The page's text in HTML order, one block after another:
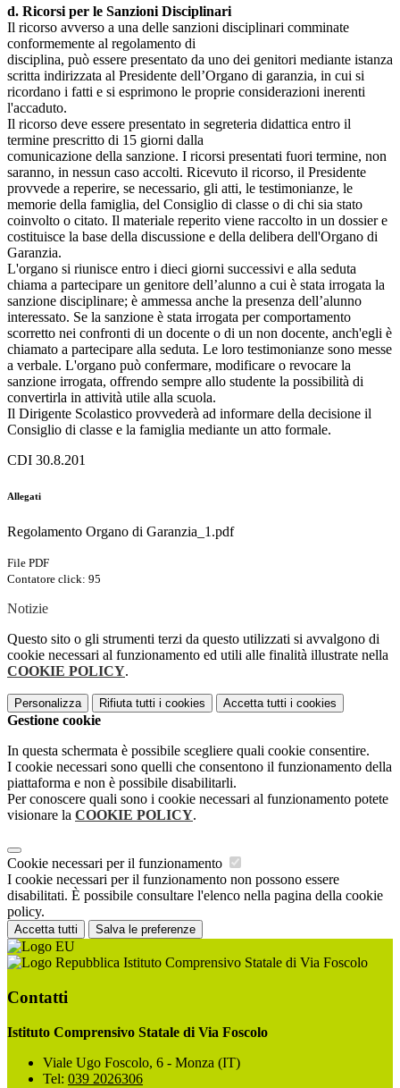
d. Ricorsi per le Sanzioni Disciplinari
Il ricorso avverso a una delle sanzioni disciplinari comminate
conformemente al regolamento di
disciplina, può essere presentato da uno dei genitori mediante istanza
scritta indirizzata al Presidente dell’Organo di garanzia, in cui si
ricordano i fatti e si esprimono le proprie considerazioni inerenti
l'accaduto.
Il ricorso deve essere presentato in segreteria didattica entro il
termine prescritto di 15 giorni dalla
comunicazione della sanzione. I ricorsi presentati fuori termine, non
saranno, in nessun caso accolti. Ricevuto il ricorso, il Presidente
provvede a reperire, se necessario, gli atti, le testimonianze, le
memorie della famiglia, del Consiglio di classe o di chi sia stato
coinvolto o citato. Il materiale reperito viene raccolto in un dossier e
costituisce la base della discussione e della delibera dell'Organo di
Garanzia.
L'organo si riunisce entro i dieci giorni successivi e alla seduta
chiama a partecipare un genitore dell’alunno a cui è stata irrogata la
sanzione disciplinare; è ammessa anche la presenza dell’alunno
interessato. Se la sanzione è stata irrogata per comportamento
scorretto nei confronti di un docente o di un non docente, anch'egli è
chiamato a partecipare alla seduta. Le loro testimonianze sono messe
a verbale. L'organo può confermare, modificare o revocare la
sanzione irrogata, offrendo sempre allo studente la possibilità di
convertirla in attività utile alla scuola.
Il Dirigente Scolastico provvederà ad informare della decisione il
Consiglio di classe e la famiglia mediante un atto formale.
CDI 30.8.201
Allegati
Regolamento Organo di Garanzia_1.pdf
File PDF
Contatore click: 95
Notizie
Questo sito o gli strumenti terzi da questo utilizzati si avvalgono di
cookie necessari al funzionamento ed utili alle finalità illustrate nella
COOKIE POLICY.
Personalizza Rifiuta tutti i cookies Accetta tutti i cookies
Gestione cookie
In questa schermata è possibile scegliere quali cookie consentire.
I cookie necessari sono quelli che consentono il funzionamento della
piattaforma e non è possibile disabilitarli.
Per conoscere quali sono i cookie necessari al funzionamento potete
visionare la COOKIE POLICY.
Cookie necessari per il funzionamento
I cookie necessari per il funzionamento non possono essere
disabilitati. È possibile consultare l'elenco nella pagina della cookie
policy.
Accetta tutti Salva le preferenze
Istituto Comprensivo Statale di Via Foscolo
Contatti
Istituto Comprensivo Statale di Via Foscolo
Viale Ugo Foscolo, 6 - Monza (IT)
Tel: 039 2026306